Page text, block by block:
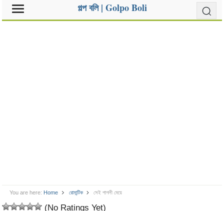
গল্প বলি | Golpo Boli
You are here: Home রোমান্টিক সেই পাগলী মেয়ে
(No Ratings Yet)